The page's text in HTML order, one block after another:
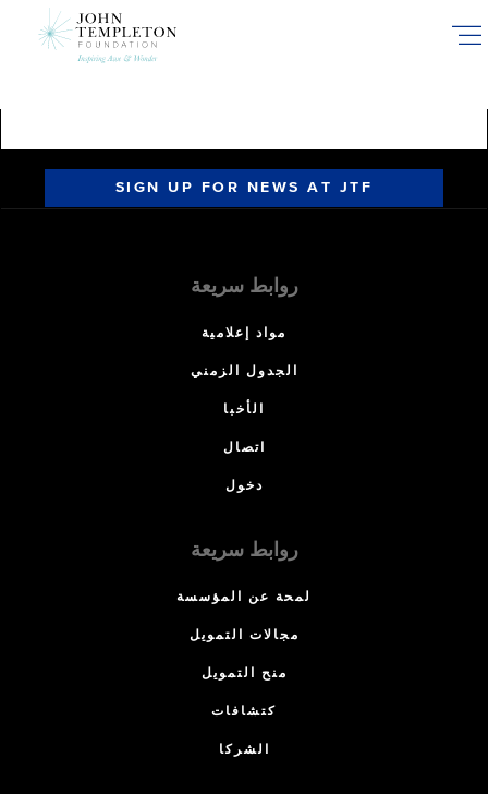
SIGN UP FOR NEWS AT JTF
روابط سريعة
مواد إعلامية
الجدول الزمني
الأخبا
اتصال
دخول
روابط سريعة
لمحة عن المؤسسة
مجالات التمويل
منح التمويل
كتشافات
الشركا